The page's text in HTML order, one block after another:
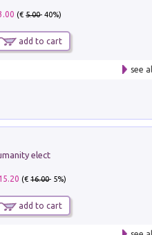
(€5.00- 40%)
add to cart
see
elect
(€16.00- 5%)
add to cart